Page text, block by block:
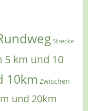
Strecke
5 km und 10
10km Zwischen
und 20km